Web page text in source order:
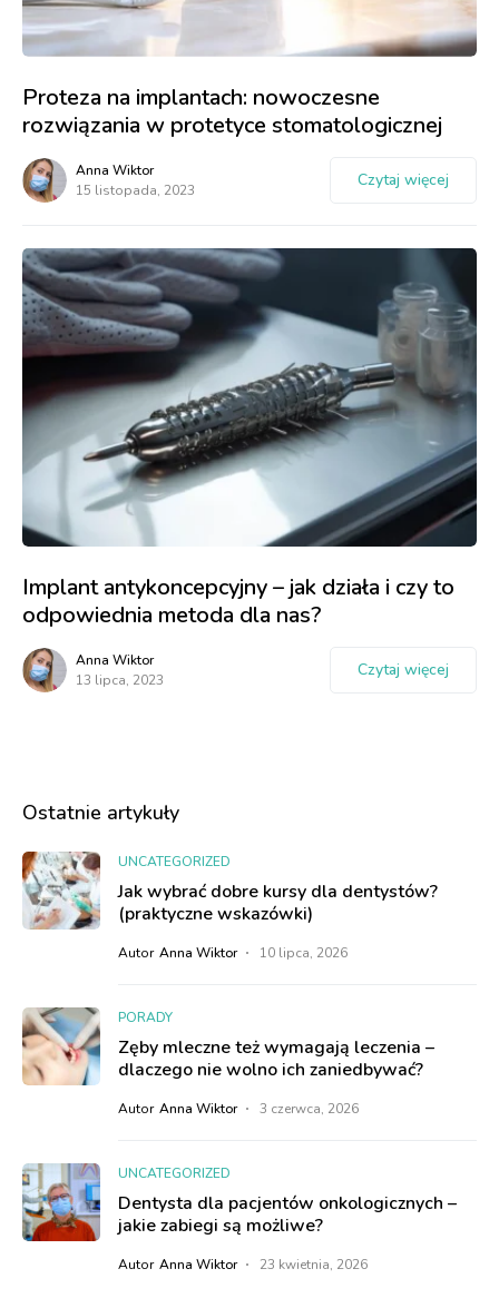
Proteza na implantach: nowoczesne
rozwiązania w protetyce stomatologicznej
Anna Wiktor
15 listopada, 2023
Czytaj więcej
Implant antykoncepcyjny – jak działa i czy to
odpowiednia metoda dla nas?
Anna Wiktor
13 lipca, 2023
Czytaj więcej
Ostatnie artykuły
UNCATEGORIZED
Jak wybrać dobre kursy dla dentystów?
(praktyczne wskazówki)
Autor Anna Wiktor 10 lipca, 2026
PORADY
Zęby mleczne też wymagają leczenia –
dlaczego nie wolno ich zaniedbywać?
Autor Anna Wiktor 3 czerwca, 2026
UNCATEGORIZED
Dentysta dla pacjentów onkologicznych –
jakie zabiegi są możliwe?
Autor Anna Wiktor 23 kwietnia, 2026